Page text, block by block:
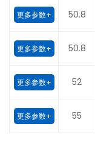
更多参数+ 50.8
更多参数+ 50.8
更多参数+ 52
更多参数+ 55